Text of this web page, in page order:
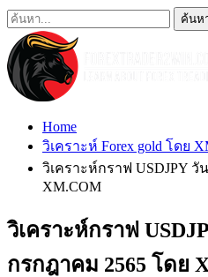
Home
วิเคราะห์ Forex gold โดย
วิเคราะห์กราฟ USDJPY
XM.COM
วิเคราะห์กราฟ
กรกฎาคม 2565 โดย